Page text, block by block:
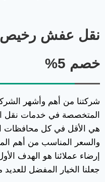
نقل عفش رخيص
خصم 5%
شركتنا من أهم وأشهر
المتخصصة في خدمات نقل
هي الأقل في كل محافظات
والسعر المناسب من أهم
إرضاء عملائنا هو الهدف
جعلنا الخيار المفضل